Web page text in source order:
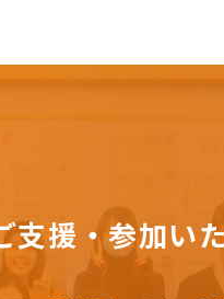
支援・参加い